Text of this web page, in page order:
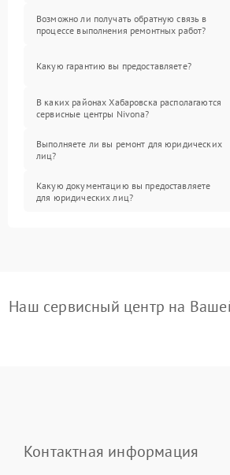
Возможно ли получать обратную связь в
процессе выполнения ремонтных работ?
Какую гарантию вы предоставляете?
В каких районах Хабаровска располагаются
сервисные центры Nivona?
Выполняете ли вы ремонт для юридических
лиц?
Какую документацию вы предоставляете
для юридических лиц?
Наш сервисный центр на
Контактная информация